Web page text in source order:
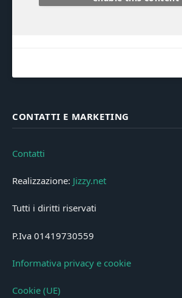
CONTATTI E MARKETING
Contatti
Realizzazione: Jizzy.net
Tutti i diritti riservati
P.Iva 01419730559
Informativa privacy e cookie
Cookie (UE)